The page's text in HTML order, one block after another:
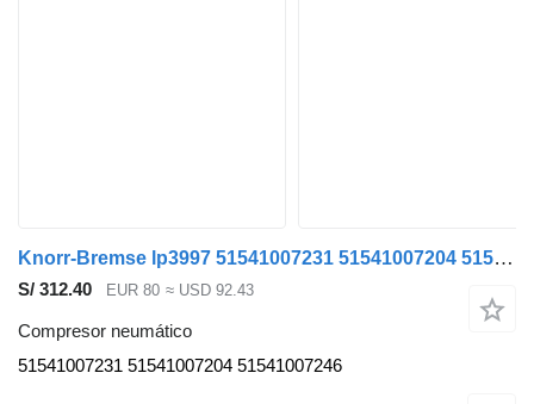
Knorr-Bremse lp3997 51541007231 51541007204 51541007246 compresor neumático para MAN TGX TGS TGA cabeza tractora
S/ 312.40 EUR 80 ≈ USD 92.43
Compresor neumático
51541007231 51541007204 51541007246